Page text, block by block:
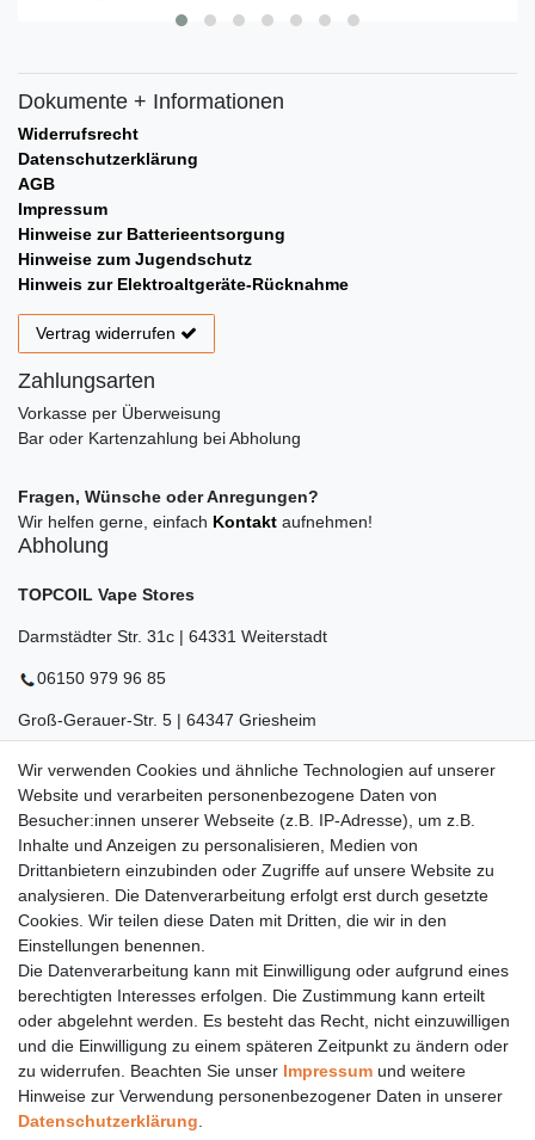
Dokumente + Informationen
Widerrufsrecht
Datenschutzerklärung
AGB
Impressum
Hinweise zur Batterieentsorgung
Hinweise zum Jugendschutz
Hinweis zur Elektroaltgeräte-Rücknahme
Vertrag widerrufen
Zahlungsarten
Vorkasse per Überweisung
Bar oder Kartenzahlung bei Abholung
Fragen, Wünsche oder Anregungen?
Wir helfen gerne, einfach Kontakt aufnehmen!
Abholung
TOPCOIL Vape Stores
Darmstädter Str. 31c | 64331 Weiterstadt
06150 979 96 85
Groß-Gerauer-Str. 5 | 64347 Griesheim
06155 834 88 58
Eberstädter Str. 21 | 64319 Pfungstadt
06157 984 88 55
Öffnungszeiten finden Sie hier: www.topcoil.de
E-MAIL **
Newsletter
Honig
Hiermit bestätige ich, dass ich dieDaten­schutz­erklärunggelesen habe.
Meine Einwilligung kann ich jederzeit widerrufen.**
Abonnieren
Wir verwenden Cookies und ähnliche Technologien auf unserer
Website und verarbeiten personenbezogene Daten von
Besucher:innen unserer Webseite (z.B. IP-Adresse), um z.B.
Inhalte und Anzeigen zu personalisieren, Medien von
Drittanbietern einzubinden oder Zugriffe auf unsere Website zu
analysieren. Die Datenverarbeitung erfolgt erst durch gesetzte
Cookies. Wir teilen diese Daten mit Dritten, die wir in den
Einstellungen benennen.
Die Datenverarbeitung kann mit Einwilligung oder aufgrund eines
berechtigten Interesses erfolgen. Die Zustimmung kann erteilt
oder abgelehnt werden. Es besteht das Recht, nicht einzuwilligen
und die Einwilligung zu einem späteren Zeitpunkt zu ändern oder
zu widerrufen. Beachten Sie unser Impressum und weitere
Hinweise zur Verwendung personenbezogener Daten in unserer
Daten­schutz­erklärung